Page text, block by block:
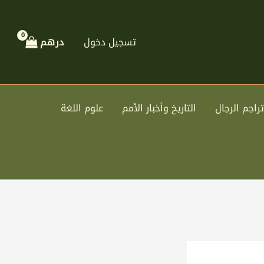
تسجيل دخول درهم
تراجم الرجال التاريخ وأخبار الأمم علوم اللغة